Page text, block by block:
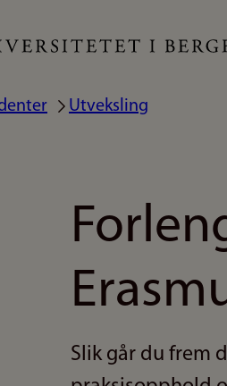
Utveksling
Slik går du frem